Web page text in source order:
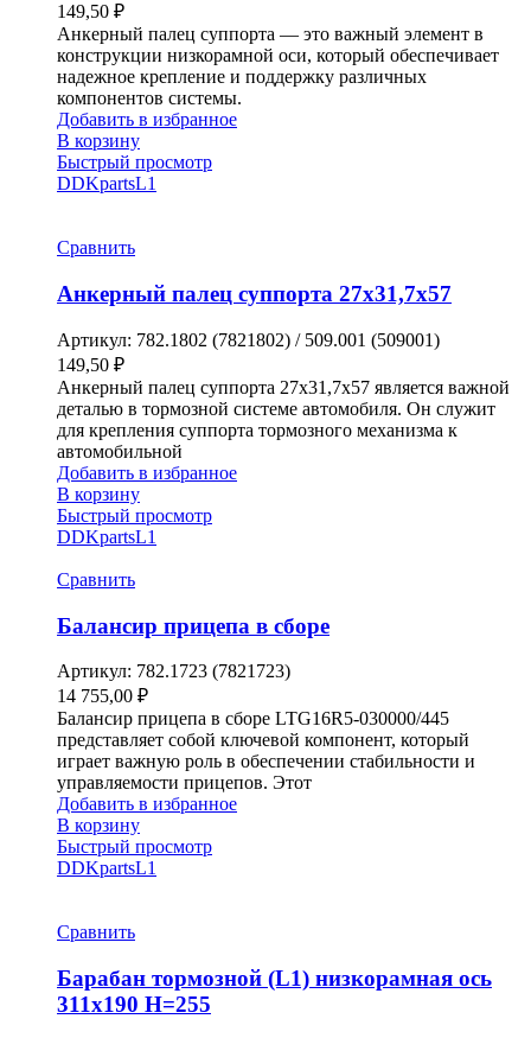
149,50 ₽
Анкерный палец суппорта — это важный элемент в
конструкции низкорамной оси, который обеспечивает
надежное крепление и поддержку различных
компонентов системы.
Добавить в избранное
В корзину
Быстрый просмотр
DDKpartsL1
Сравнить
Анкерный палец суппорта 27х31,7х57
Артикул: 782.1802 (7821802) / 509.001 (509001)
149,50 ₽
Анкерный палец суппорта 27х31,7х57 является важной
деталью в тормозной системе автомобиля. Он служит
для крепления суппорта тормозного механизма к
автомобильной
Добавить в избранное
В корзину
Быстрый просмотр
DDKpartsL1
Сравнить
Балансир прицепа в сборе
Артикул: 782.1723 (7821723)
14 755,00 ₽
Балансир прицепа в сборе LTG16R5-030000/445
представляет собой ключевой компонент, который
играет важную роль в обеспечении стабильности и
управляемости прицепов. Этот
Добавить в избранное
В корзину
Быстрый просмотр
DDKpartsL1
Сравнить
Барабан тормозной (L1) низкорамная ось
311х190 H=255